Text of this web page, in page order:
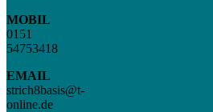
MOBIL
0151
54753418
EMAIL
strich8basis@t-
online.de